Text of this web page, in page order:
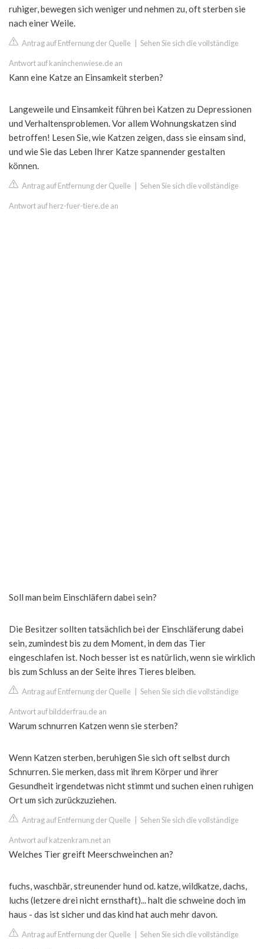
ruhiger, bewegen sich weniger und nehmen zu, oft sterben sie
nach einer Weile.
Antrag auf Entfernung der Quelle Sehen Sie sich die vollständige
Antwort auf kaninchenwiese.de an
Kann eine Katze an Einsamkeit sterben?
Langeweile und Einsamkeit führen bei Katzen zu Depressionen
und Verhaltensproblemen. Vor allem Wohnungskatzen sind
betroffen! Lesen Sie, wie Katzen zeigen, dass sie einsam sind,
und wie Sie das Leben Ihrer Katze spannender gestalten
können.
Antrag auf Entfernung der Quelle Sehen Sie sich die vollständige
Antwort auf herz-fuer-tiere.de an
Soll man beim Einschläfern dabei sein?
Die Besitzer sollten tatsächlich bei der Einschläferung dabei
sein, zumindest bis zu dem Moment, in dem das Tier
eingeschlafen ist. Noch besser ist es natürlich, wenn sie wirklich
bis zum Schluss an der Seite ihres Tieres bleiben.
Antrag auf Entfernung der Quelle Sehen Sie sich die vollständige
Antwort auf bildderfrau.de an
Warum schnurren Katzen wenn sie sterben?
Wenn Katzen sterben, beruhigen Sie sich oft selbst durch
Schnurren. Sie merken, dass mit ihrem Körper und ihrer
Gesundheit irgendetwas nicht stimmt und suchen einen ruhigen
Ort um sich zurückzuziehen.
Antrag auf Entfernung der Quelle Sehen Sie sich die vollständige
Antwort auf katzenkram.net an
Welches Tier greift Meerschweinchen an?
fuchs, waschbär, streunender hund od. katze, wildkatze, dachs,
luchs (letzere drei nicht ernsthaft)... halt die schweine doch im
haus - das ist sicher und das kind hat auch mehr davon.
Antrag auf Entfernung der Quelle Sehen Sie sich die vollständige